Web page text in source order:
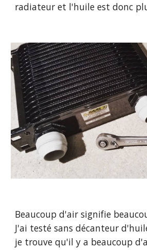
radiateur et l'huile est donc
Beaucoup d'air signifie
J'ai testé sans décanteur
je trouve qu'il y a beaucoup